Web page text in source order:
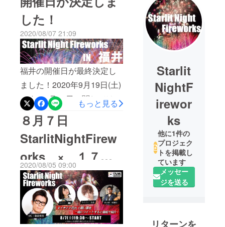
した！
2020/08/07 21:09
福井の開催日が最終決定し
ました！2020年9月19日(土)
です。8月29日に関しては、
お盆明けの2週間後というこ
とでコロナの感染拡大警戒
が予想されます。9月中旬に
は収束に向かっているだろ
うと判断し、9月開催に決定
させていただきました。引
き続きよろしくお願いしま
す！！
もっと見る
８月７日
StarlitNightFirew
orks × １７
LIVEのライブ配信
について
2020/08/05 09:00
Starlit
NightF
irewor
ks
他に1件の
プロジェク
トを掲載し
ています
メッセー
ジを送る
リターンを